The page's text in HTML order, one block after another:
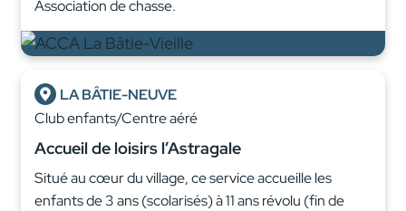
Association de chasse.
LA BÂTIE-NEUVE
Club enfants/Centre aéré
Accueil de loisirs l’Astragale
Situé au cœur du village, ce service accueille les
enfants de 3 ans (scolarisés) à 11 ans révolu (fin de